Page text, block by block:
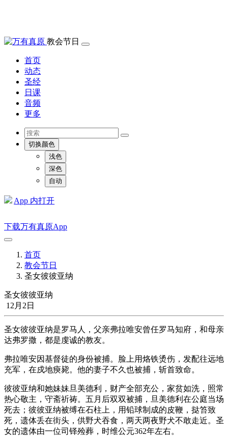
教会节日
首页
动态
圣经
日课
音频
更多
切换颜色
浅色
深色
自动
App 内打开
下载万有真原App
首页
教会节日
圣女彼彼亚纳
圣女彼彼亚纳
12月2日
圣女彼彼亚纳是罗马人，父亲弗拉唯安曾任罗马知府，和母亲
达弗罗撒，都是虔诚的教友。
弗拉唯安因基督徒的身份被捕。脸上用烙铁烫伤，发配往远地
充军，在戍地瘐毙。他的妻子不久也被捕，斩首致命。
彼彼亚纳和她妹妹旦美德利，财产全部充公，家贫如洗，照常
热心敬主，守斋祈祷。五月后双双被捕，旦美德利在公庭当场
死去；彼彼亚纳被缚在石柱上，用铅球制成的皮鞭，挞笞致
死，遗体丢在街头，供野犬吞食，两天两夜野犬不敢走近。圣
女的遗体由一位司铎殓葬，时维公元362年左右。